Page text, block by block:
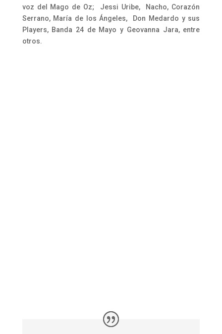
voz del Mago de Oz; Jessi Uribe, Nacho, Corazón
Serrano, María de los Ángeles, Don Medardo y sus
Players, Banda 24 de Mayo y Geovanna Jara, entre
otros.